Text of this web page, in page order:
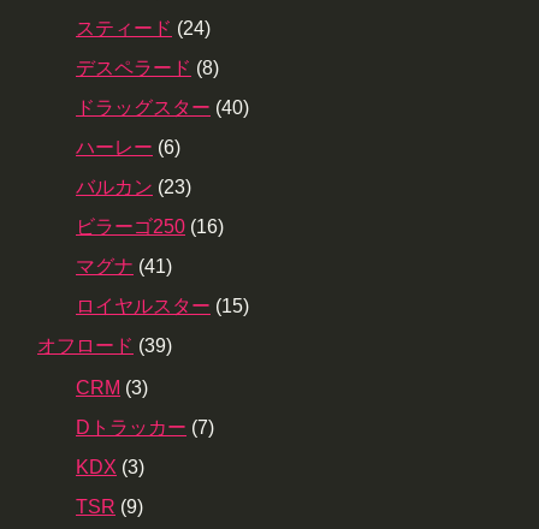
スティード (24)
デスペラード (8)
ドラッグスター (40)
ハーレー (6)
バルカン (23)
ビラーゴ250 (16)
マグナ (41)
ロイヤルスター (15)
オフロード (39)
CRM (3)
Dトラッカー (7)
KDX (3)
TSR (9)